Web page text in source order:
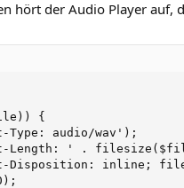
hört der Audio Player
{
Type: audio/wav');
Length: ' .
Disposition: inline;